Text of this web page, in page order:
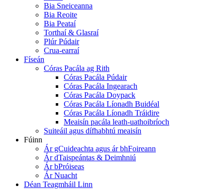
Bia Sneiceanna
Bia Reoite
Bia Peataí
Torthaí & Glasraí
Plúr Púdair
Crua-earraí
Físeán
Córas Pacála ag Rith
Córas Pacála Púdair
Córas Pacála Ingearach
Córas Pacála Doypack
Córas Pacála Líonadh Buidéal
Córas Pacála Líonadh Tráidire
Meaisín pacála leath-uathoibríoch
Suiteáil agus dífhabhtú meaisín
Fúinn
Ár gCuideachta agus ár bhFoireann
Ár dTaispeántas & Deimhniú
Ár bPróiseas
Ár Nuacht
Déan Teagmháil Linn